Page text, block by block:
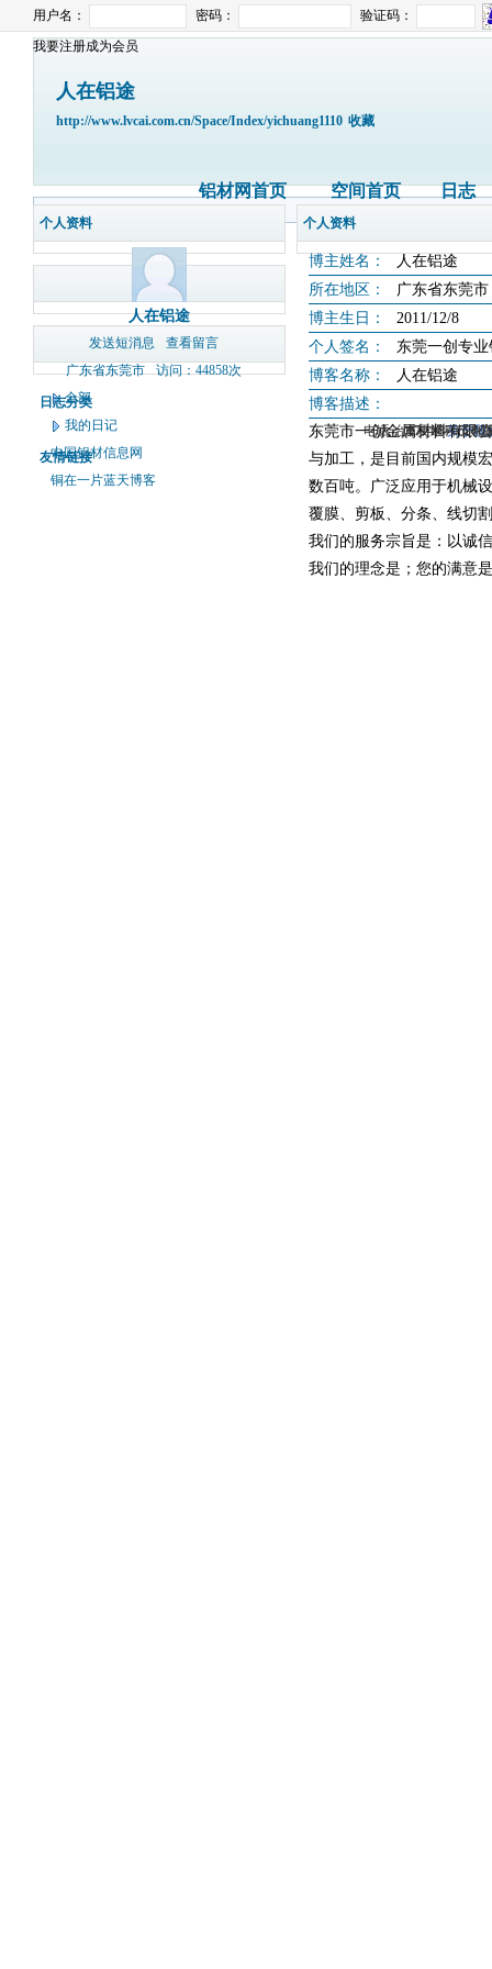
用户名： 密码：
验证码：
我要注册成为会员
人在铝途
http://www.lvcai.com.cn/Space/Index/yichuang1110 收藏
铝材网首页 空间首页 日志
个人资料
人在铝途
发送短消息
查看留言
广东省东莞市
访问：44858次
日志分类
全部
我的日记
友情链接
中国铝材信息网
铜在一片蓝天博客
个人资料
博主姓名：
人在铝途
所在地区：
广东省东莞市
博主生日：
2011/12/8
个人签名：
东莞一创专
博客名称：
人在铝途
博客描述：
东莞市一创金属材料有限
与加工，是目前国内规模
数百吨。广泛应用于机械
覆膜、剪板、分条、线切
我们的服务宗旨是：以诚
我们的理念是；您的满意
关于我
电话：(0714)8765286
大冶市灵通科技有